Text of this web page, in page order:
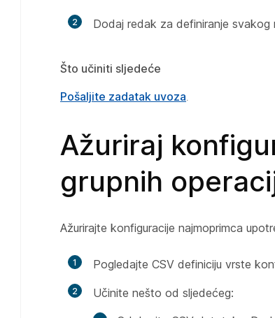
2 Dodaj redak za definiranje
Što učiniti sljedeće
Pošaljite zadatak uvoza
Ažuriraj
grupnih
Ažurirajte konfiguracije najmoprimca
1 Pogledajte CSV definiciju vrste
2
Učinite nešto od sljedećeg: